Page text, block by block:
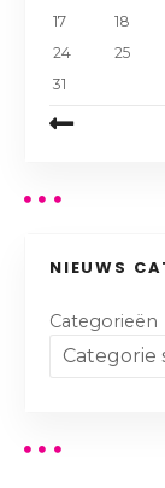
17
18
24
25
31
NIEUWS
Categorieën